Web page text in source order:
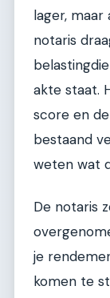
lager,
notaris
akte staat.
score en
bestaand
weten wat
De notaris
je
komen te